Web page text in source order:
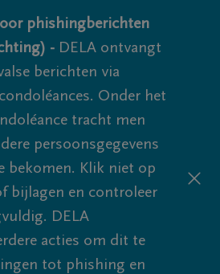
phishingberichten
- DELA ontvangt
berichten via
Onder het
tracht men
persoonsgegevens
bekomen. Klik niet op
bijlagen en controleer
DELA
acties om dit te
tot phishing en